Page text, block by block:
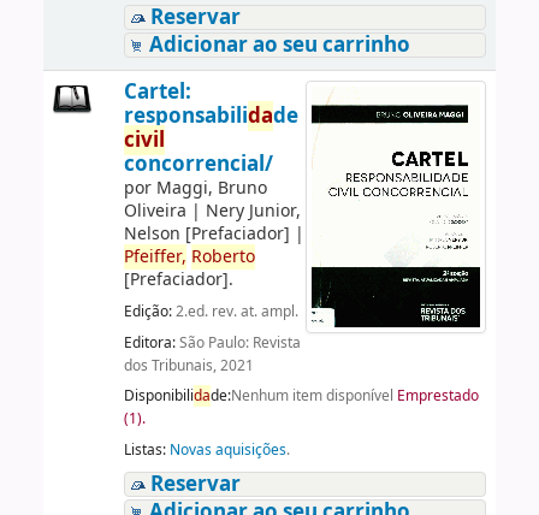
Reservar
Adicionar ao seu carrinho
Cartel:
responsabilidade
civil
concorrencial/
por Maggi, Bruno
Oliveira | Nery Junior,
Nelson [Prefaciador] |
Pfeiffer, Roberto
[Prefaciador].
Edição:2.ed. rev. at. ampl.
Editora:São Paulo: Revista
dos Tribunais, 2021
Disponibilidade:Nenhum item disponível Emprestado
(1).
Listas: Novas aquisições.
Reservar